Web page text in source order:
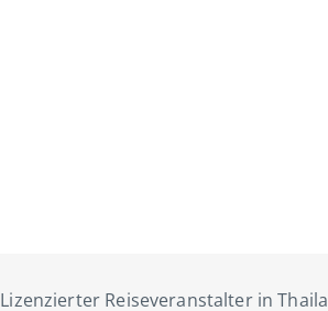
Lizenzierter Reiseveranstalter in